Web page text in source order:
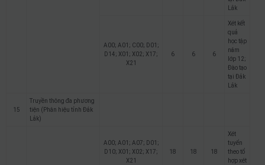
Lắk
A00; A01; C00; D01;
D14; X01; X02; X17;
X21
6 6 6
Xét kết
quả
học tập
năm
lớp 12;
Đào tạo
tại Đắk
Lắk
15
Truyền thông đa phương
tiện (Phân hiệu tỉnh Đắk
Lắk)
A00; A01; A07; D01;
D10; X01; X02; X17;
X21
18 18 18
Xét
tuyển
theo tổ
hợp xét